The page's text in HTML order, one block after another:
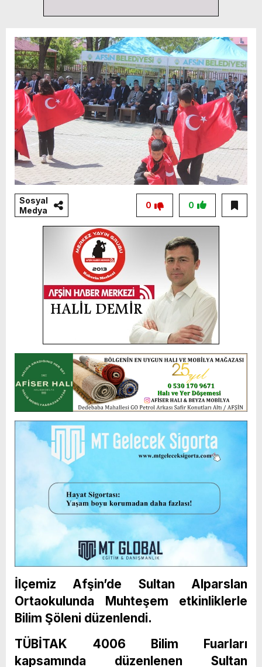
Sosyal
Medya
0
0
İlçemiz Afşin’de Sultan Alparslan
Ortaokulunda Muhteşem etkinliklerle
Bilim Şöleni düzenlendi.
TÜBİTAK 4006 Bilim Fuarları
kapsamında düzenlenen Sultan